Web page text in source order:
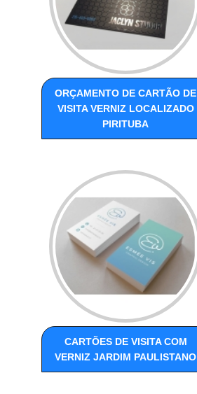
ORÇAMENTO DE CARTÃO DE
VISITA VERNIZ LOCALIZADO
PIRITUBA
CARTÕES DE VISITA COM
VERNIZ JARDIM PAULISTANO